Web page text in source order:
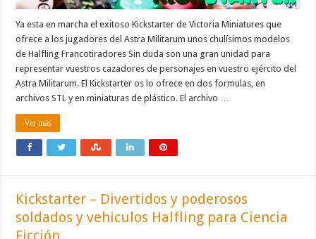
Ya esta en marcha el exitoso Kickstarter de Victoria Miniatures que
ofrece a los jugadores del Astra Militarum unos chulísimos modelos
de Halfling Francotiradores Sin duda son una gran unidad para
representar vuestros cazadores de personajes en vuestro ejército del
Astra Militarum. El Kickstarter os lo ofrece en dos formulas, en
archivos STL y en miniaturas de plástico. El archivo …
Ver más
Kickstarter – Divertidos y poderosos
soldados y vehiculos Halfling para Ciencia